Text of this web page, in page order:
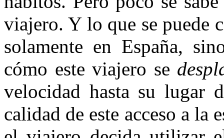
viajero. Y lo que se puede
solamente en España,
cómo este viajero se
velocidad hasta su lugar
calidad de este acceso a la